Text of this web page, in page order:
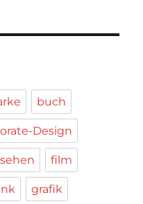
buch
Design
film
grafik